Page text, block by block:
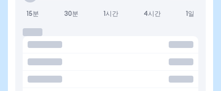
15분 30분 1시간 4시간 1일